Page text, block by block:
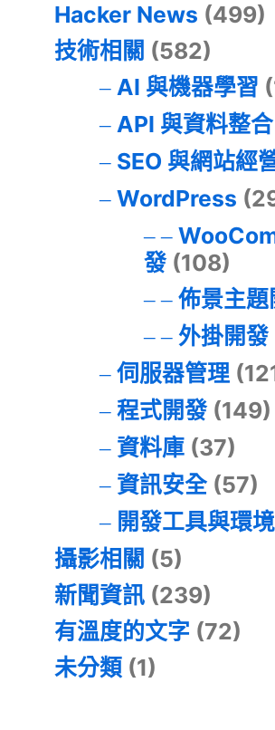
Hacker News (499)
技術相關 (582)
AI 與機器學習
API 與資料整合
SEO 與網站經
WordPress
發(108)
佈景主題
外掛開發
伺服器管理
程式開發(149)
資料庫(37)
資訊安全(57)
開發工具與環境
攝影相關 (5)
新聞資訊 (239)
有溫度的文字 (72)
未分類 (1)